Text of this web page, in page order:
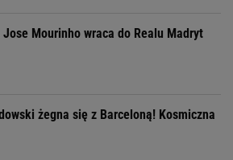
Jose Mourinho wraca do Realu Madryt
żegna się z Barceloną! Kosmiczna